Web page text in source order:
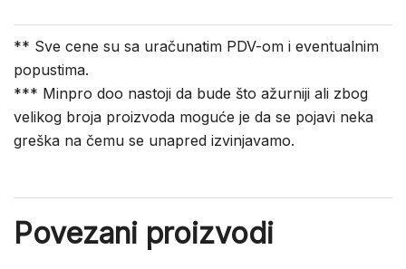
** Sve cene su sa uračunatim PDV-om i eventualnim
popustima.
*** Minpro doo nastoji da bude što ažurniji ali zbog
velikog broja proizvoda moguće je da se pojavi neka
greška na čemu se unapred izvinjavamo.
Povezani proizvodi